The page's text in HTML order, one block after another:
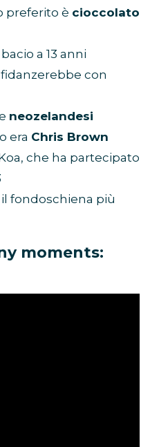
preferito è cioccolato
a 13 anni
con
neozelandesi
era Chris Brown
che ha partecipato
fondoschiena più
moments: